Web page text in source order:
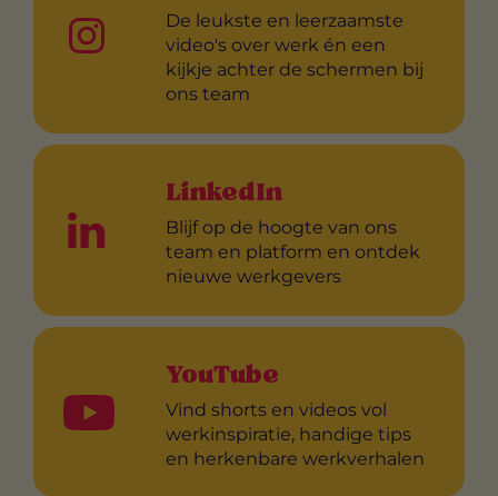
De leukste en leerzaamste
video's over werk én een
kijkje achter de schermen bij
ons team
LinkedIn
Blijf op de hoogte van ons
team en platform en ontdek
nieuwe werkgevers
YouTube
Vind shorts en videos vol
werkinspiratie, handige tips
en herkenbare werkverhalen